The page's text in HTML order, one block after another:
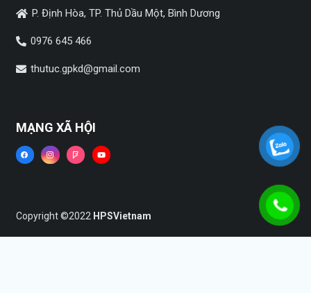
P. Định Hòa, TP. Thủ Dầu Một, Bình Dương
0976 645 466
thutuc.gpkd@gmail.com
MẠNG XÃ HỘI
Copyright ©2022 HPSVietnam